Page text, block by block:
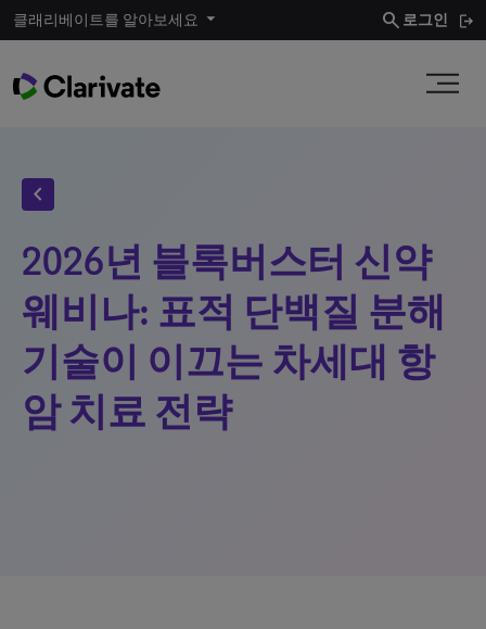
클래리베이트를 알아보세요 search 로그인
chevron_left
2026년 블록버스터 신약
웨비나: 표적 단백질 분해
기술이 이끄는 차세대 항
암 치료 전략